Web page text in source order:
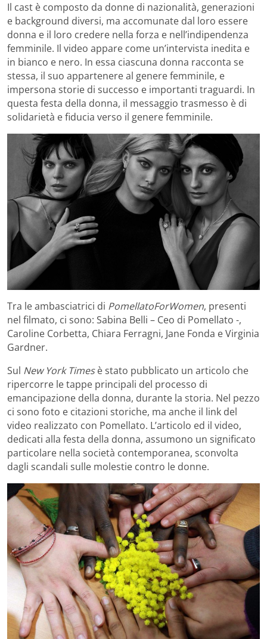
Il cast è composto da donne di nazionalità, generazioni
e background diversi, ma accomunate dal loro essere
donna e il loro credere nella forza e nell’indipendenza
femminile. Il video appare come un’intervista inedita e
in bianco e nero. In essa ciascuna donna racconta se
stessa, il suo appartenere al genere femminile, e
impersona storie di successo e importanti traguardi. In
questa festa della donna, il messaggio trasmesso è di
solidarietà e fiducia verso il genere femminile.
Tra le ambasciatrici di PomellatoForWomen, presenti
nel filmato, ci sono: Sabina Belli – Ceo di Pomellato -,
Caroline Corbetta, Chiara Ferragni, Jane Fonda e Virginia
Gardner.
Sul New York Times è stato pubblicato un articolo che
ripercorre le tappe principali del processo di
emancipazione della donna, durante la storia. Nel pezzo
ci sono foto e citazioni storiche, ma anche il link del
video realizzato con Pomellato. L’articolo ed il video,
dedicati alla festa della donna, assumono un significato
particolare nella società contemporanea, sconvolta
dagli scandali sulle molestie contro le donne.